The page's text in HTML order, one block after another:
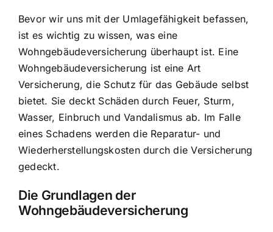
Bevor wir uns mit der Umlagefähigkeit befassen,
ist es wichtig zu wissen, was eine
Wohngebäudeversicherung überhaupt ist. Eine
Wohngebäudeversicherung ist eine Art
Versicherung, die Schutz für das Gebäude selbst
bietet. Sie deckt Schäden durch Feuer, Sturm,
Wasser, Einbruch und Vandalismus ab. Im Falle
eines Schadens werden die Reparatur- und
Wiederherstellungskosten durch die Versicherung
gedeckt.
Die Grundlagen der
Wohngebäudeversicherung